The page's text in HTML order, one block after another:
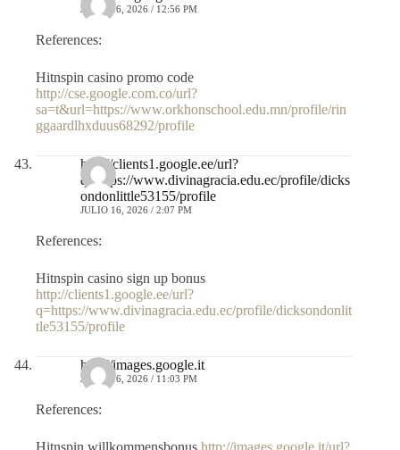
JULIO 16, 2026 / 12:56 PM
References:
Hitnspin casino promo code
http://cse.google.com.co/url?
sa=t&url=https://www.orkhonschool.edu.mn/profile/rin
ggaardlhxduus68292/profile
http://clients1.google.ee/url?
q=https://www.divinagracia.edu.ec/profile/dicks
ondonlittle53155/profile
JULIO 16, 2026 / 2:07 PM
References:
Hitnspin casino sign up bonus
http://clients1.google.ee/url?
q=https://www.divinagracia.edu.ec/profile/dicksondonlit
tle53155/profile
http://images.google.it
JULIO 16, 2026 / 11:03 PM
References:
Hitnspin willkommensbonus http://images.google.it/url?